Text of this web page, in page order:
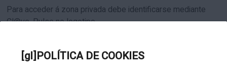
[gl]POLÍTICA DE COOKIES
CARTAFOL CIDADÁN
Para acceder á zona privada debe identificarse mediante
Cl@ve. Pulse no logotipo